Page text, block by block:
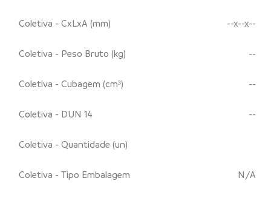
Coletiva - CxLxA (mm) --x--x--
Coletiva - Peso Bruto (kg) --
Coletiva - Cubagem (cm³) --
Coletiva - DUN 14 --
Coletiva - Quantidade (un)
Coletiva - Tipo Embalagem N/A